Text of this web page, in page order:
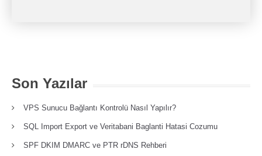
Son Yazılar
VPS Sunucu Bağlantı Kontrolü Nasıl Yapılır?
SQL Import Export ve Veritabani Baglanti Hatasi Cozumu
SPF DKIM DMARC ve PTR rDNS Rehberi